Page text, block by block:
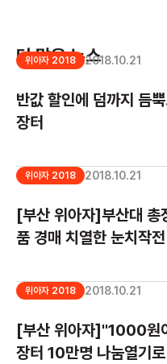
더 많은 뉴스
위아자 2018 2018.10.21
반값 할인에 덤까지 듬
장터
위아자 2018 2018.10.21
[부산 위아자]부산대
품 경매 치열한 눈치작전
위아자 2018 2018.10.21
[부산 위아자]"1000원
장터 10만명 나눔열기로